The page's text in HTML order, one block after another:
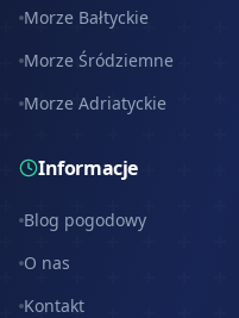
Morze Bałtyckie
Morze Śródziemne
Morze Adriatyckie
Informacje
Blog pogodowy
O nas
Kontakt